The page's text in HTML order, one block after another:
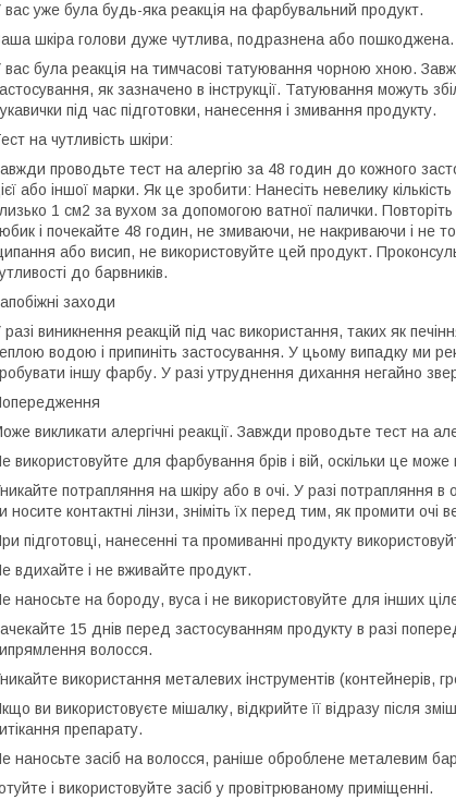
вас уже була будь-яка реакція на фарбувальний продукт.
шкіра голови дуже чутлива, подразнена або пошкоджена.
вас була реакція на тимчасові татуювання чорною хною.
як зазначено в інструкції. Татуювання можуть
під час підготовки, нанесення і змивання продукту.
на чутливість шкіри:
проводьте тест на алергію за 48 годин до кожного
або іншої марки. Як це зробити: Нанесіть невелику
1 см2 за вухом за допомогою ватної палички.
і почекайте 48 годин, не змиваючи, не накриваючи і не
або висип, не використовуйте цей продукт.
до барвників.
заходи
разі виникнення реакцій під час використання, таких як
водою і припиніть застосування. У цьому випадку ми
іншу фарбу. У разі утруднення дихання негайно
викликати алергічні реакції. Завжди проводьте тест на
використовуйте для фарбування брів і вій, оскільки це може
потрапляння на шкіру або в очі. У разі потрапляння
носите контактні лінзи, зніміть їх перед тим, як промити очі
підготовці, нанесенні та промиванні продукту
вдихайте і не вживайте продукт.
наносьте на бороду, вуса і не використовуйте для інших
15 днів перед застосуванням продукту в разі
волосся.
використання металевих інструментів (контейнерів,
ви використовуєте мішалку, відкрийте її відразу після
препарату.
наносьте засіб на волосся, раніше оброблене металевим
і використовуйте засіб у провітрюваному приміщенні.